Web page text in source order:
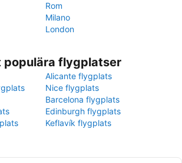
Rom
Milano
London
populära flygplatser
Alicante flygplats
Nice flygplats
Barcelona flygplats
Edinburgh flygplats
Keflavík flygplats